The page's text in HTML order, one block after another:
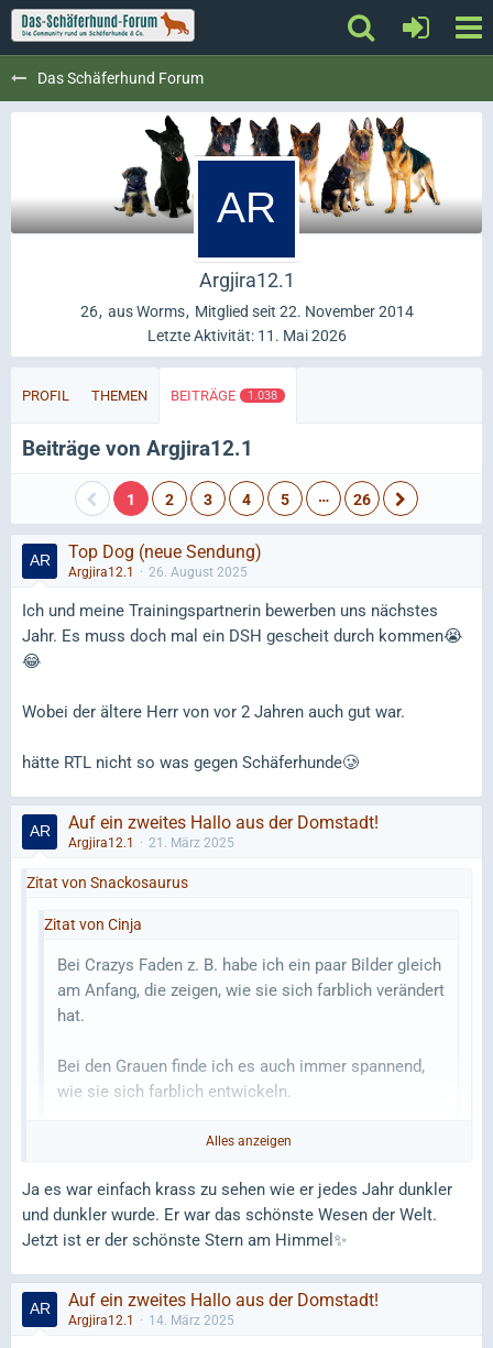
Das Schäferhund Forum
Argjira12.1
26 aus Worms
Mitglied seit 22. November 2014
Letzte Aktivität: 11. Mai 2026
PROFIL THEMEN BEITRÄGE 1.038
Beiträge von Argjira12.1
1 2 3 4 5 … 26
Top Dog (neue Sendung)
Argjira12.1 26. August 2025
Ich und meine Trainingspartnerin bewerben uns nächstes
Jahr. Es muss doch mal ein DSH gescheit durch kommen😭
😂
Wobei der ältere Herr von vor 2 Jahren auch gut war.
hätte RTL nicht so was gegen Schäferhunde🥲
Auf ein zweites Hallo aus der Domstadt!
Argjira12.1 21. März 2025
Zitat von Snackosaurus
Zitat von Cinja
Bei Crazys Faden z. B. habe ich ein paar Bilder gleich
am Anfang, die zeigen, wie sie sich farblich verändert
hat.
Bei den Grauen finde ich es auch immer spannend,
wie sie sich farblich entwickeln.
Das werde ich mir auf jeden Fall anschauen!
Zitat von Kimba2001
erstem Jahr ne Foto Reihe
Alles anzeigen
Ja es war einfach krass zu sehen wie er jedes Jahr dunkler
und dunkler wurde. Er war das schönste Wesen der Welt.
Jetzt ist er der schönste Stern am Himmel✨️
Auf ein zweites Hallo aus der Domstadt!
Argjira12.1 14. März 2025